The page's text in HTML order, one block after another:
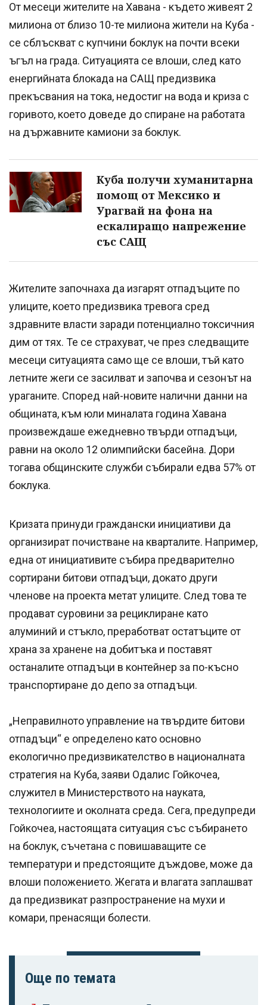
Успешно
От месеци жителите на Хавана - където живеят 2
милиона от близо 10-те милиона жители на Куба -
се сблъскват с купчини боклук на почти всеки
ъгъл на града. Ситуацията се влоши, след като
енергийната блокада на САЩ предизвика
прекъсвания на тока, недостиг на вода и криза с
горивото, което доведе до спиране на работата
на държавните камиони за боклук.
Куба получи хуманитарна
помощ от Мексико и
Урагвай на фона на
ескалиращо напрежение
със САЩ
Жителите започнаха да изгарят отпадъците по
улиците, което предизвика тревога сред
здравните власти заради потенциално токсичния
дим от тях. Те се страхуват, че през следващите
месеци ситуацията само ще се влоши, тъй като
летните жеги се засилват и започва и сезонът на
ураганите. Според най-новите налични данни на
общината, към юли миналата година Хавана
произвеждаше ежедневно твърди отпадъци,
равни на около 12 олимпийски басейна. Дори
тогава общинските служби събирали едва 57% от
боклука.
Кризата принуди граждански инициативи да
организират почистване на кварталите. Например,
една от инициативите събира предварително
сортирани битови отпадъци, докато други
членове на проекта метат улиците. След това те
продават суровини за рециклиране като
алуминий и стъкло, преработват остатъците от
храна за хранене на добитъка и поставят
останалите отпадъци в контейнер за по-късно
транспортиране до депо за отпадъци.
„Неправилното управление на твърдите битови
отпадъци“ е определено като основно
екологично предизвикателство в националната
стратегия на Куба, заяви Одалис Гойкочеа,
служител в Министерството на науката,
технологиите и околната среда. Сега, предупреди
Гойкочеа, настоящата ситуация със събирането
на боклук, съчетана с повишаващите се
температури и предстоящите дъждове, може да
влоши положението. Жегата и влагата заплашват
да предизвикат разпространение на мухи и
комари, пренасящи болести.
Още по темата